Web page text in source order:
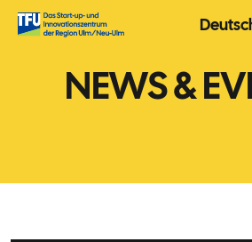
Zum
Inhalt
NEWS &